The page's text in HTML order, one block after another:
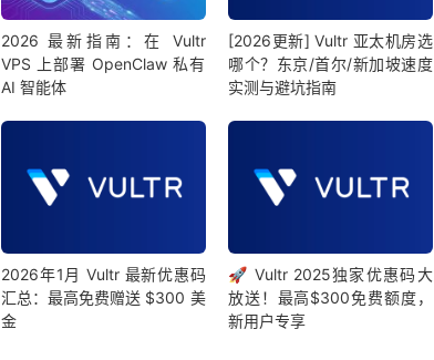
2026 最新指南：在 Vultr
VPS 上部署 OpenClaw 私有
AI 智能体
[2026更新] Vultr 亚太机房选
哪个？东京/首尔/新加坡速度
实测与避坑指南
2026年1月 Vultr 最新优惠码
汇总：最高免费赠送 $300 美
金
🚀 Vultr 2025独家优惠码大
放送！最高$300免费额度，
新用户专享